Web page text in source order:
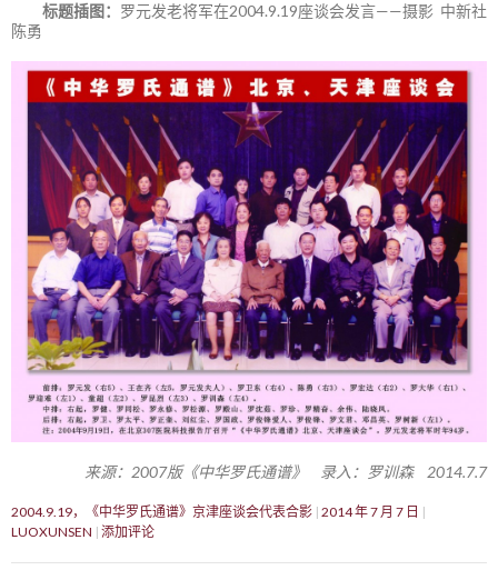
标题插图： 罗元发老将军在2004.9.19座谈会发言——摄影 中新社
陈勇
来源：2007版《中华罗氏通谱》 录入：罗训森 2014.7.7
2004.9.19，《中华罗氏通谱》京津座谈会代表合影 2014 年 7 月 7 日
LUOXUNSEN 添加评论